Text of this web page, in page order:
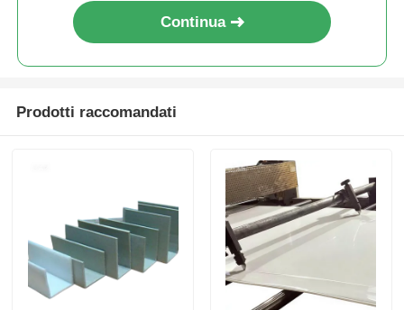
Continua
Prodotti raccomandati